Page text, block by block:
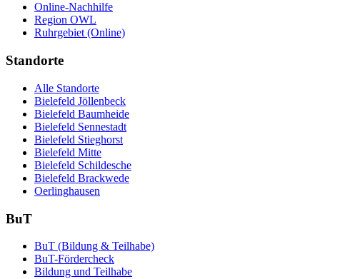
Online-Nachhilfe
Region OWL
Ruhrgebiet (Online)
Standorte
Alle Standorte
Bielefeld Jöllenbeck
Bielefeld Baumheide
Bielefeld Sennestadt
Bielefeld Stieghorst
Bielefeld Mitte
Bielefeld Schildesche
Bielefeld Brackwede
Oerlinghausen
BuT
BuT (Bildung & Teilhabe)
BuT-Fördercheck
Bildung und Teilhabe